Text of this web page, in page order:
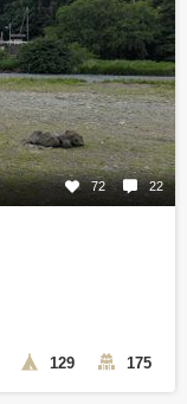
72 22
129 175